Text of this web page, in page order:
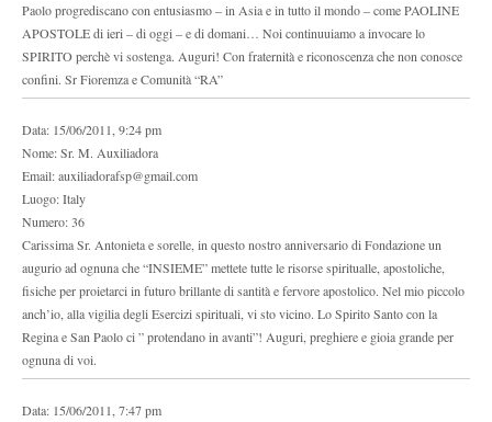
Paolo progrediscano con entusiasmo – in Asia e in tutto il mondo – come PAOLINE
APOSTOLE di ieri – di oggi – e di domani… Noi continuuiamo a invocare lo
SPIRITO perchè vi sostenga. Auguri! Con fraternità e riconoscenza che non conosce
confini. Sr Fioremza e Comunità “RA”
Data: 15/06/2011, 9:24 pm
Nome: Sr. M. Auxiliadora
Email: auxiliadorafsp@gmail.com
Luogo: Italy
Numero: 36
Carissima Sr. Antonieta e sorelle, in questo nostro anniversario di Fondazione un
augurio ad ognuna che “INSIEME” mettete tutte le risorse spiritualle, apostoliche,
fisiche per proietarci in futuro brillante di santità e fervore apostolico. Nel mio piccolo
anch’io, alla vigilia degli Esercizi spirituali, vi sto vicino. Lo Spirito Santo con la
Regina e San Paolo ci ” protendano in avanti”! Auguri, preghiere e gioia grande per
ognuna di voi.
Data: 15/06/2011, 7:47 pm